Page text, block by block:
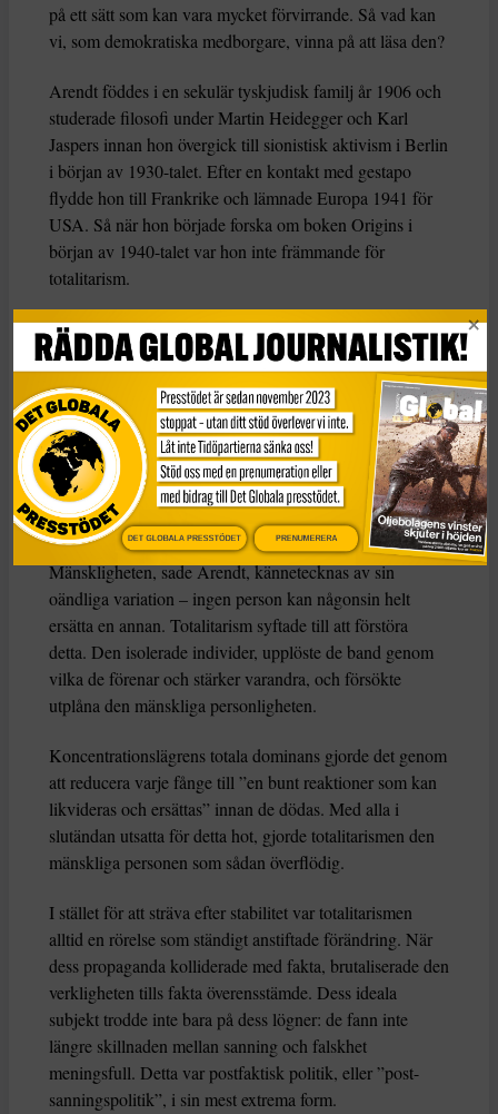
på ett sätt som kan vara mycket förvirrande. Så vad kan
vi, som demokratiska medborgare, vinna på att läsa den?
Arendt föddes i en sekulär tyskjudisk familj år 1906 och
studerade filosofi under Martin Heidegger och Karl
Jaspers innan hon övergick till sionistisk aktivism i Berlin
i början av 1930-talet. Efter en kontakt med gestapo
flydde hon till Frankrike och lämnade Europa 1941 för
USA. Så när hon började forska om boken Origins i
början av 1940-talet var hon inte främmande för
totalitarism.
Totalitarism, menade hon, var en radikalt ny
regeringsform som utmärkte sig genom sin ideologiska
uppfattning om historia. För nazisterna var historia en
krock mellan raser; för stalinismen var det en klasskamp.
Hur som helst försökte totalitära ledare verkställa
historiska ”lagar” genom att med våld omforma de
människor de styrde.
Totalitarism vill isolera individer
Mänskligheten, sade Arendt, kännetecknas av sin
oändliga variation – ingen person kan någonsin helt
ersätta en annan. Totalitarism syftade till att förstöra
detta. Den isolerade individer, upplöste de band genom
vilka de förenar och stärker varandra, och försökte
utplåna den mänskliga personligheten.
Koncentrationslägrens totala dominans gjorde det genom
att reducera varje fånge till ”en bunt reaktioner som kan
likvideras och ersättas” innan de dödas. Med alla i
slutändan utsatta för detta hot, gjorde totalitarismen den
mänskliga personen som sådan överflödig.
I stället för att sträva efter stabilitet var totalitarismen
alltid en rörelse som ständigt anstiftade förändring. När
dess propaganda kolliderade med fakta, brutaliserade den
verkligheten tills fakta överensstämde. Dess ideala
subjekt trodde inte bara på dess lögner: de fann inte
längre skillnaden mellan sanning och falskhet
meningsfull. Detta var postfaktisk politik, eller ”post-
sanningspolitik”, i sin mest extrema form.
DET GLOBALA PRESSTÖDET PRENUMERERA